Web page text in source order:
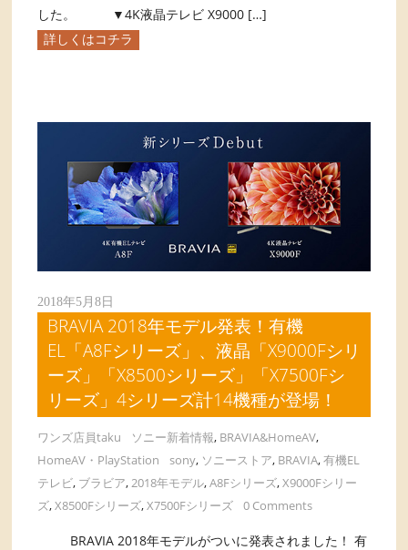
した。 ▼4K液晶テレビ X9000 […]
詳しくはコチラ
2018年5月8日
BRAVIA 2018年モデル発表！有機
EL「A8Fシリーズ」、液晶「X9000Fシリ
ーズ」「X8500シリーズ」「X7500Fシ
リーズ」4シリーズ計14機種が登場！
ワンズ店員taku ソニー新着情報, BRAVIA&HomeAV,
HomeAV・PlayStation
sony, ソニーストア, BRAVIA,有機EL
テレビ, ブラビア,2018年モデル,A8Fシリーズ,X9000Fシリー
ズ,X8500Fシリーズ,X7500Fシリーズ 0 Comments
BRAVIA 2018年モデルがついに発表されました！ 有